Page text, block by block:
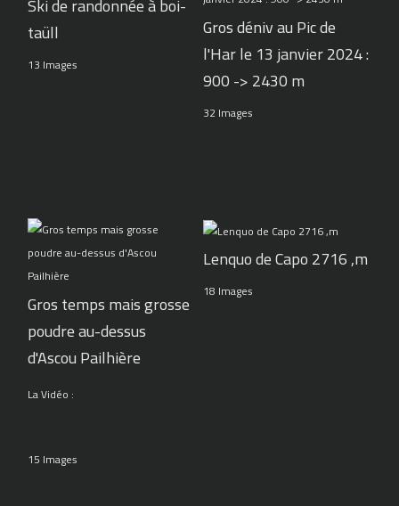
taüll
13 Images
Gros déniv au Pic de
l'Har le 13 janvier 2024 :
900 -> 2430 m
32 Images
Gros temps mais grosse
poudre au-dessus
d'Ascou Pailhière
La Vidéo :
15 Images
Lenquo de Capo 2716 ,m
18 Images